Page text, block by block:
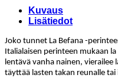
Kuvaus
Lisätiedot
Joko tunnet La Befana -
Italialaisen perinteen mukaan
lentävä vanha nainen, vierailee
täyttää lasten takan reunalle